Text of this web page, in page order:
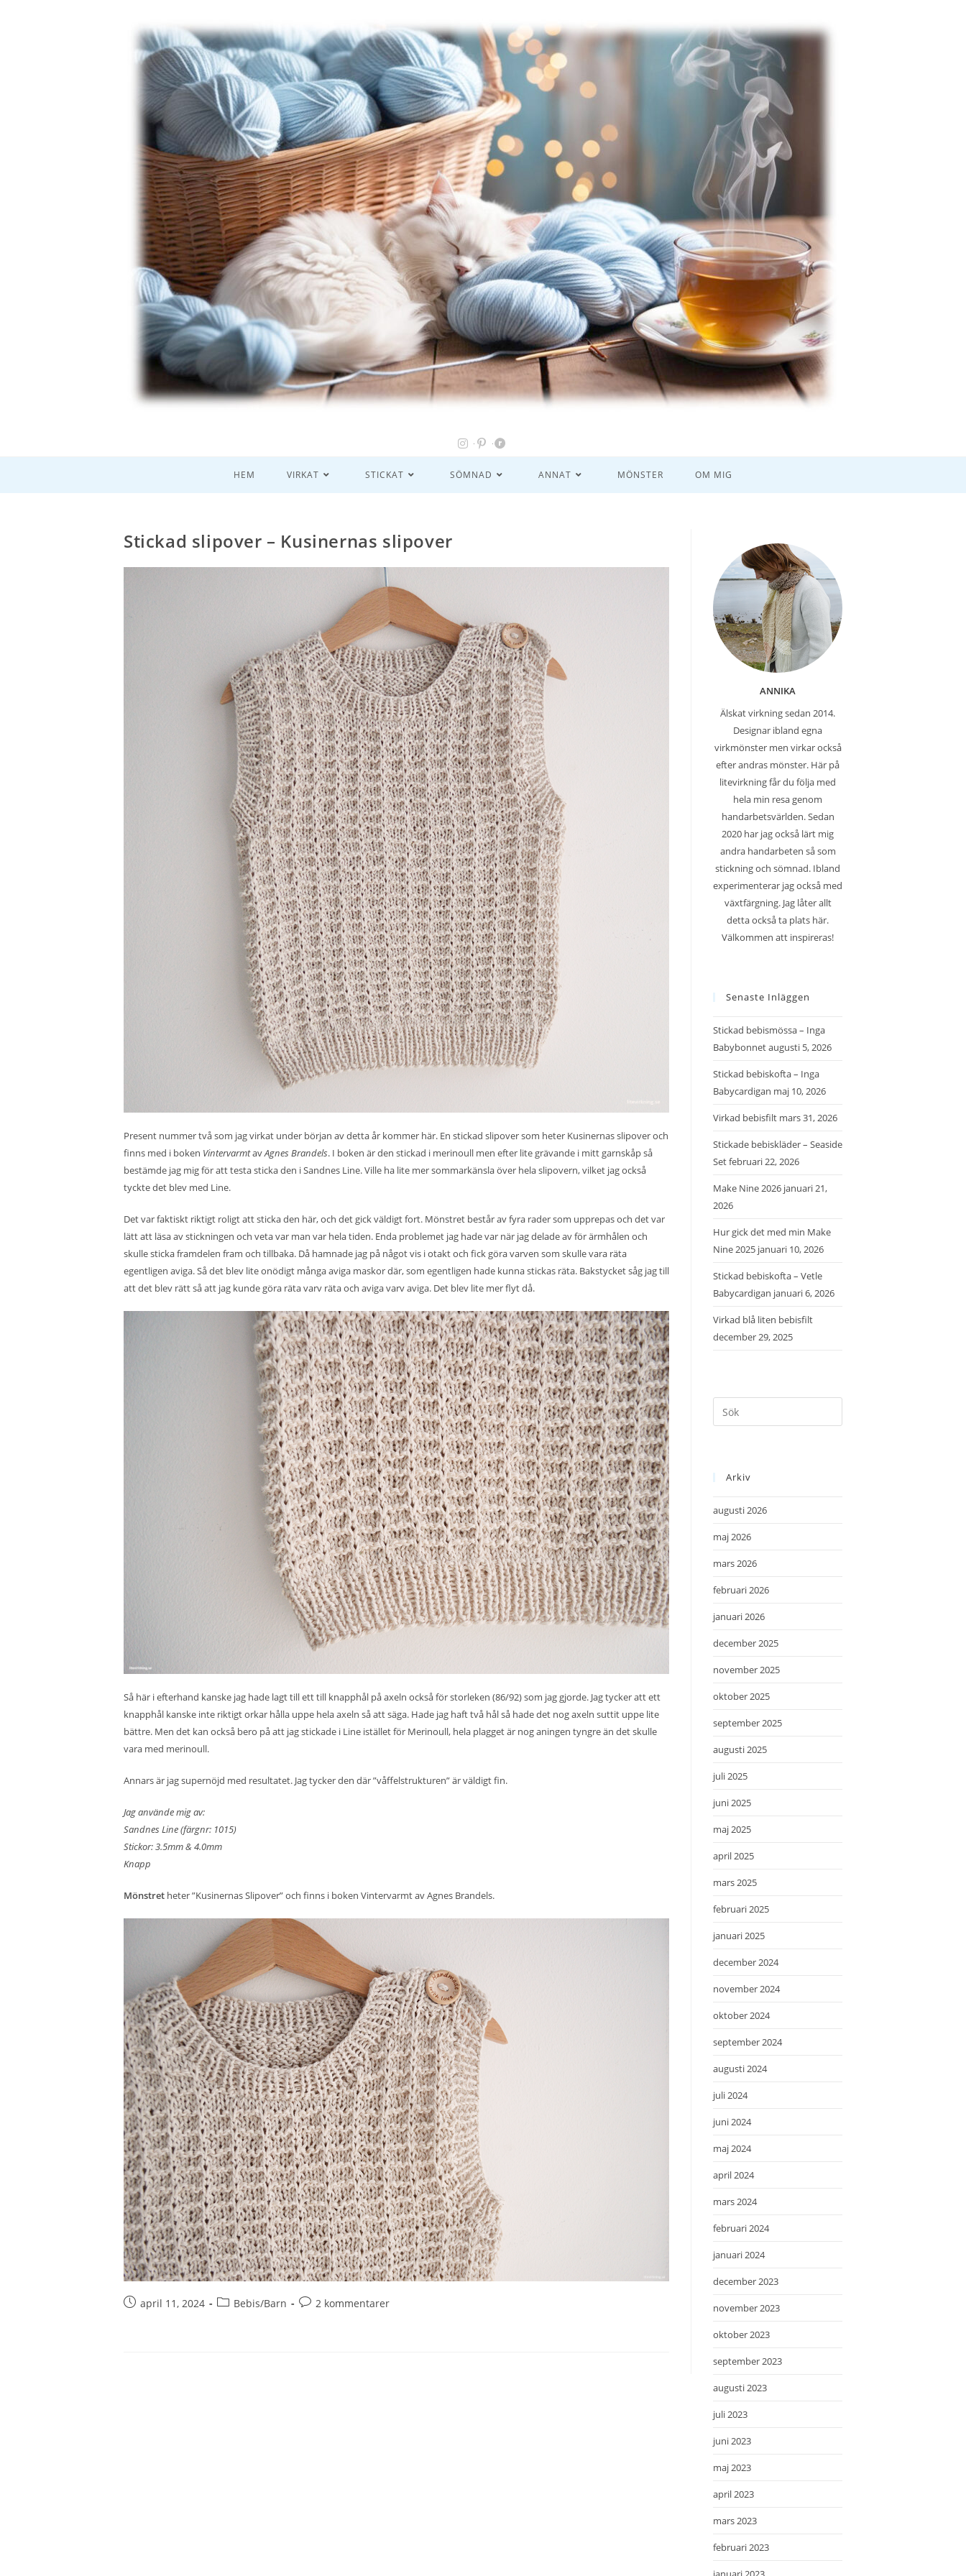
HEM VIRKAT STICKAT SÖMNAD ANNAT MÖNSTER OM MIG
Stickad slipover – Kusinernas slipover
Present nummer två som jag virkat under början av detta år kommer här. En stickad slipover som heter Kusinernas slipover och
finns med i boken VintervarmtavAgnes Brandels. I boken är den stickad i merinoull men efter lite grävande i mitt garnskåp så
bestämde jag mig för att testa sticka den i Sandnes Line. Ville ha lite mer sommarkänsla över hela slipovern, vilket jag också
tyckte det blev med Line.
Det var faktiskt riktigt roligt att sticka den här, och det gick väldigt fort. Mönstret består av fyra rader som upprepas och det var
lätt att läsa av stickningen och veta var man var hela tiden. Enda problemet jag hade var när jag delade av för ärmhålen och
skulle sticka framdelen fram och tillbaka. Då hamnade jag på något vis i otakt och fick göra varven som skulle vara räta
egentligen aviga. Så det blev lite onödigt många aviga maskor där, som egentligen hade kunna stickas räta. Bakstycket såg jag till
att det blev rätt så att jag kunde göra räta varv räta och aviga varv aviga. Det blev lite mer flyt då.
Så här i efterhand kanske jag hade lagt till ett till knapphål på axeln också för storleken (86/92) som jag gjorde. Jag tycker att ett
knapphål kanske inte riktigt orkar hålla uppe hela axeln så att säga. Hade jag haft två hål så hade det nog axeln suttit uppe lite
bättre. Men det kan också bero på att jag stickade i Line istället för Merinoull, hela plagget är nog aningen tyngre än det skulle
vara med merinoull.
Annars är jag supernöjd med resultatet. Jag tycker den där ”våffelstrukturen” är väldigt fin.
Jag använde mig av:
Sandnes Line (färgnr: 1015)
Stickor: 3.5mm & 4.0mm
Knapp
Mönstret heter ”Kusinernas Slipover” och finns i boken Vintervarmt av Agnes Brandels.
april 11, 2024 Bebis/Barn 2 kommentarer
ANNIKA
Älskat virkning sedan 2014.
Designar ibland egna
virkmönster men virkar också
efter andras mönster. Här på
litevirkning får du följa med
hela min resa genom
handarbetsvärlden. Sedan
2020 har jag också lärt mig
andra handarbeten så som
stickning och sömnad. Ibland
experimenterar jag också med
växtfärgning. Jag låter allt
detta också ta plats här.
Välkommen att inspireras!
Senaste Inläggen
Stickad bebismössa – Inga
Babybonnetaugusti 5, 2026
Stickad bebiskofta – Inga
Babycardigan maj 10, 2026
Virkad bebisfilt mars 31, 2026
Stickade bebiskläder – Seaside
Setfebruari 22, 2026
Make Nine 2026 januari 21,
2026
Hur gick det med min Make
Nine 2025 januari 10, 2026
Stickad bebiskofta – Vetle
Babycardigan januari 6, 2026
Virkad blå liten bebisfilt
december 29, 2025
Arkiv
augusti 2026
maj 2026
mars 2026
februari 2026
januari 2026
december 2025
november 2025
oktober 2025
september 2025
augusti 2025
juli 2025
juni 2025
maj 2025
april 2025
mars 2025
februari 2025
januari 2025
december 2024
november 2024
oktober 2024
september 2024
augusti 2024
juli 2024
juni 2024
maj 2024
april 2024
mars 2024
februari 2024
januari 2024
december 2023
november 2023
oktober 2023
september 2023
augusti 2023
juli 2023
juni 2023
maj 2023
april 2023
mars 2023
februari 2023